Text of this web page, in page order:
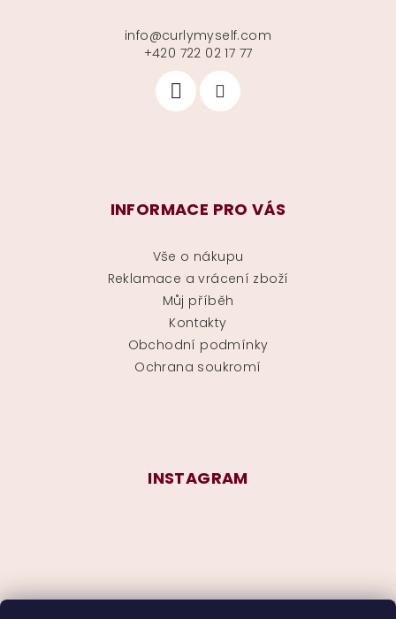
info@curlymyself.com
+420 722 02 17 77
INFORMACE PRO VÁS
Vše o nákupu
Reklamace a vrácení zboží
Můj příběh
Kontakty
Obchodní podmínky
Ochrana soukromí
INSTAGRAM